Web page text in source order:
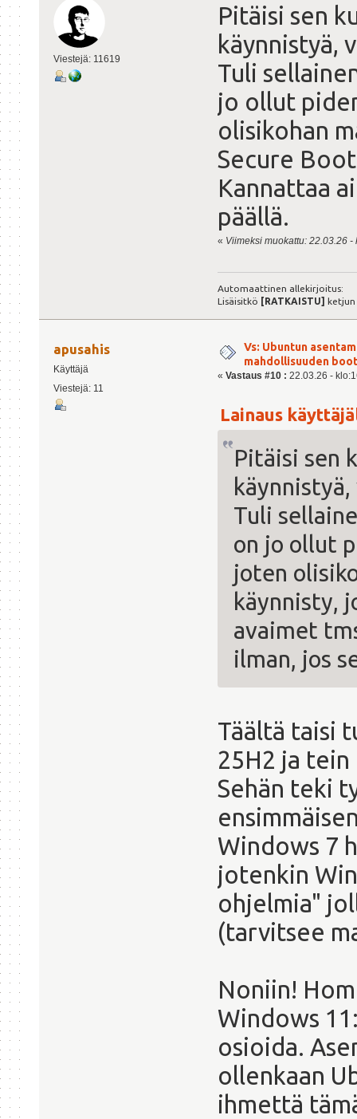
Viestejä: 11619
Pitäisi sen
käynnistyä,
Tuli
jo ollut
olisikohan
Secure
Kannattaa
päällä.
« Viimeksi muokattu: 22.03.26
Automaattinen allekirjoitus:
Lisäisitkö [RATKAISTU] ketjun
apusahis
Käyttäjä
Viestejä: 11
Vs: Ubuntun
mahdollisuuden
« Vastaus #10 : 22.03.26 -
Lainaus
Pitäisi sen
Tuli
on jo ollut
joten
käynnisty,
avaimet
ilman, jos
Täältä taisi
25H2 ja
Sehän teki
Windows 7
jotenkin
ohjelmia"
(tarvitsee
Noniin!
Windows
osioida.
ollenkaan
ihmettä